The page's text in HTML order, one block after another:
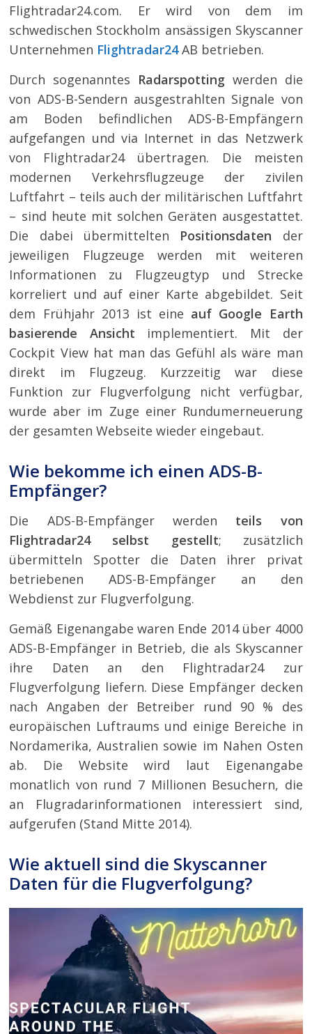
Flightradar24.com. Er wird von dem im
schwedischen Stockholm ansässigen Skyscanner
Unternehmen Flightradar24AB betrieben.
Durch sogenanntes Radarspotting werden die
von ADS-B-Sendern ausgestrahlten Signale von
am Boden befindlichen ADS-B-Empfängern
aufgefangen und via Internet in das Netzwerk
von Flightradar24 übertragen. Die meisten
modernen Verkehrsflugzeuge der zivilen
Luftfahrt – teils auch der militärischen Luftfahrt
– sind heute mit solchen Geräten ausgestattet.
Die dabei übermittelten Positionsdaten der
jeweiligen Flugzeuge werden mit weiteren
Informationen zu Flugzeugtyp und Strecke
korreliert und auf einer Karte abgebildet. Seit
dem Frühjahr 2013 ist eine auf Google Earth
basierende Ansicht implementiert. Mit der
Cockpit View hat man das Gefühl als wäre man
direkt im Flugzeug. Kurzzeitig war diese
Funktion zur Flugverfolgung nicht verfügbar,
wurde aber im Zuge einer Rundumerneuerung
der gesamten Webseite wieder eingebaut.
Wie bekomme ich einen ADS-B-
Empfänger?
Die ADS-B-Empfänger werden teils von
Flightradar24 selbst gestellt; zusätzlich
übermitteln Spotter die Daten ihrer privat
betriebenen ADS-B-Empfänger an den
Webdienst zur Flugverfolgung.
Gemäß Eigenangabe waren Ende 2014 über 4000
ADS-B-Empfänger in Betrieb, die als Skyscanner
ihre Daten an den Flightradar24 zur
Flugverfolgung liefern. Diese Empfänger decken
nach Angaben der Betreiber rund 90 % des
europäischen Luftraums und einige Bereiche in
Nordamerika, Australien sowie im Nahen Osten
ab. Die Website wird laut Eigenangabe
monatlich von rund 7 Millionen Besuchern, die
an Flugradarinformationen interessiert sind,
aufgerufen (Stand Mitte 2014).
Wie aktuell sind die Skyscanner
Daten für die Flugverfolgung?